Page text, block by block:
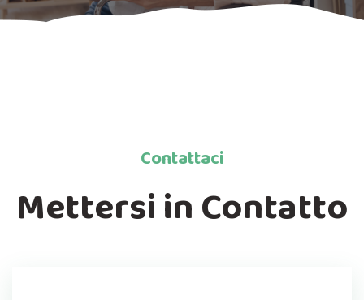
Contattaci
Mettersi in Contatto